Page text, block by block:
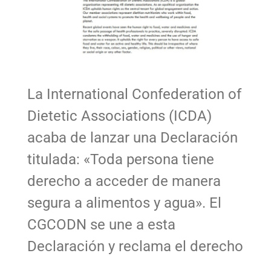
La International Confederation of
Dietetic Associations (ICDA)
acaba de lanzar una Declaración
titulada: «Toda persona tiene
derecho a acceder de manera
segura a alimentos y agua». El
CGCODN se une a esta
Declaración y reclama el derecho